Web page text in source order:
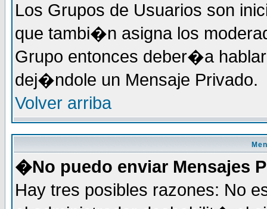
Los Grupos de Usuarios son
que tambi�n asigna los
Grupo entonces deber�a
dej�ndole un Mensaje Privado.
Volver arriba
�No puedo enviar Mensajes
Hay tres posibles razones: No